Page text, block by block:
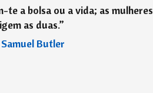
te a bolsa ou a vida; as mulheres
as duas.”
Samuel Butler